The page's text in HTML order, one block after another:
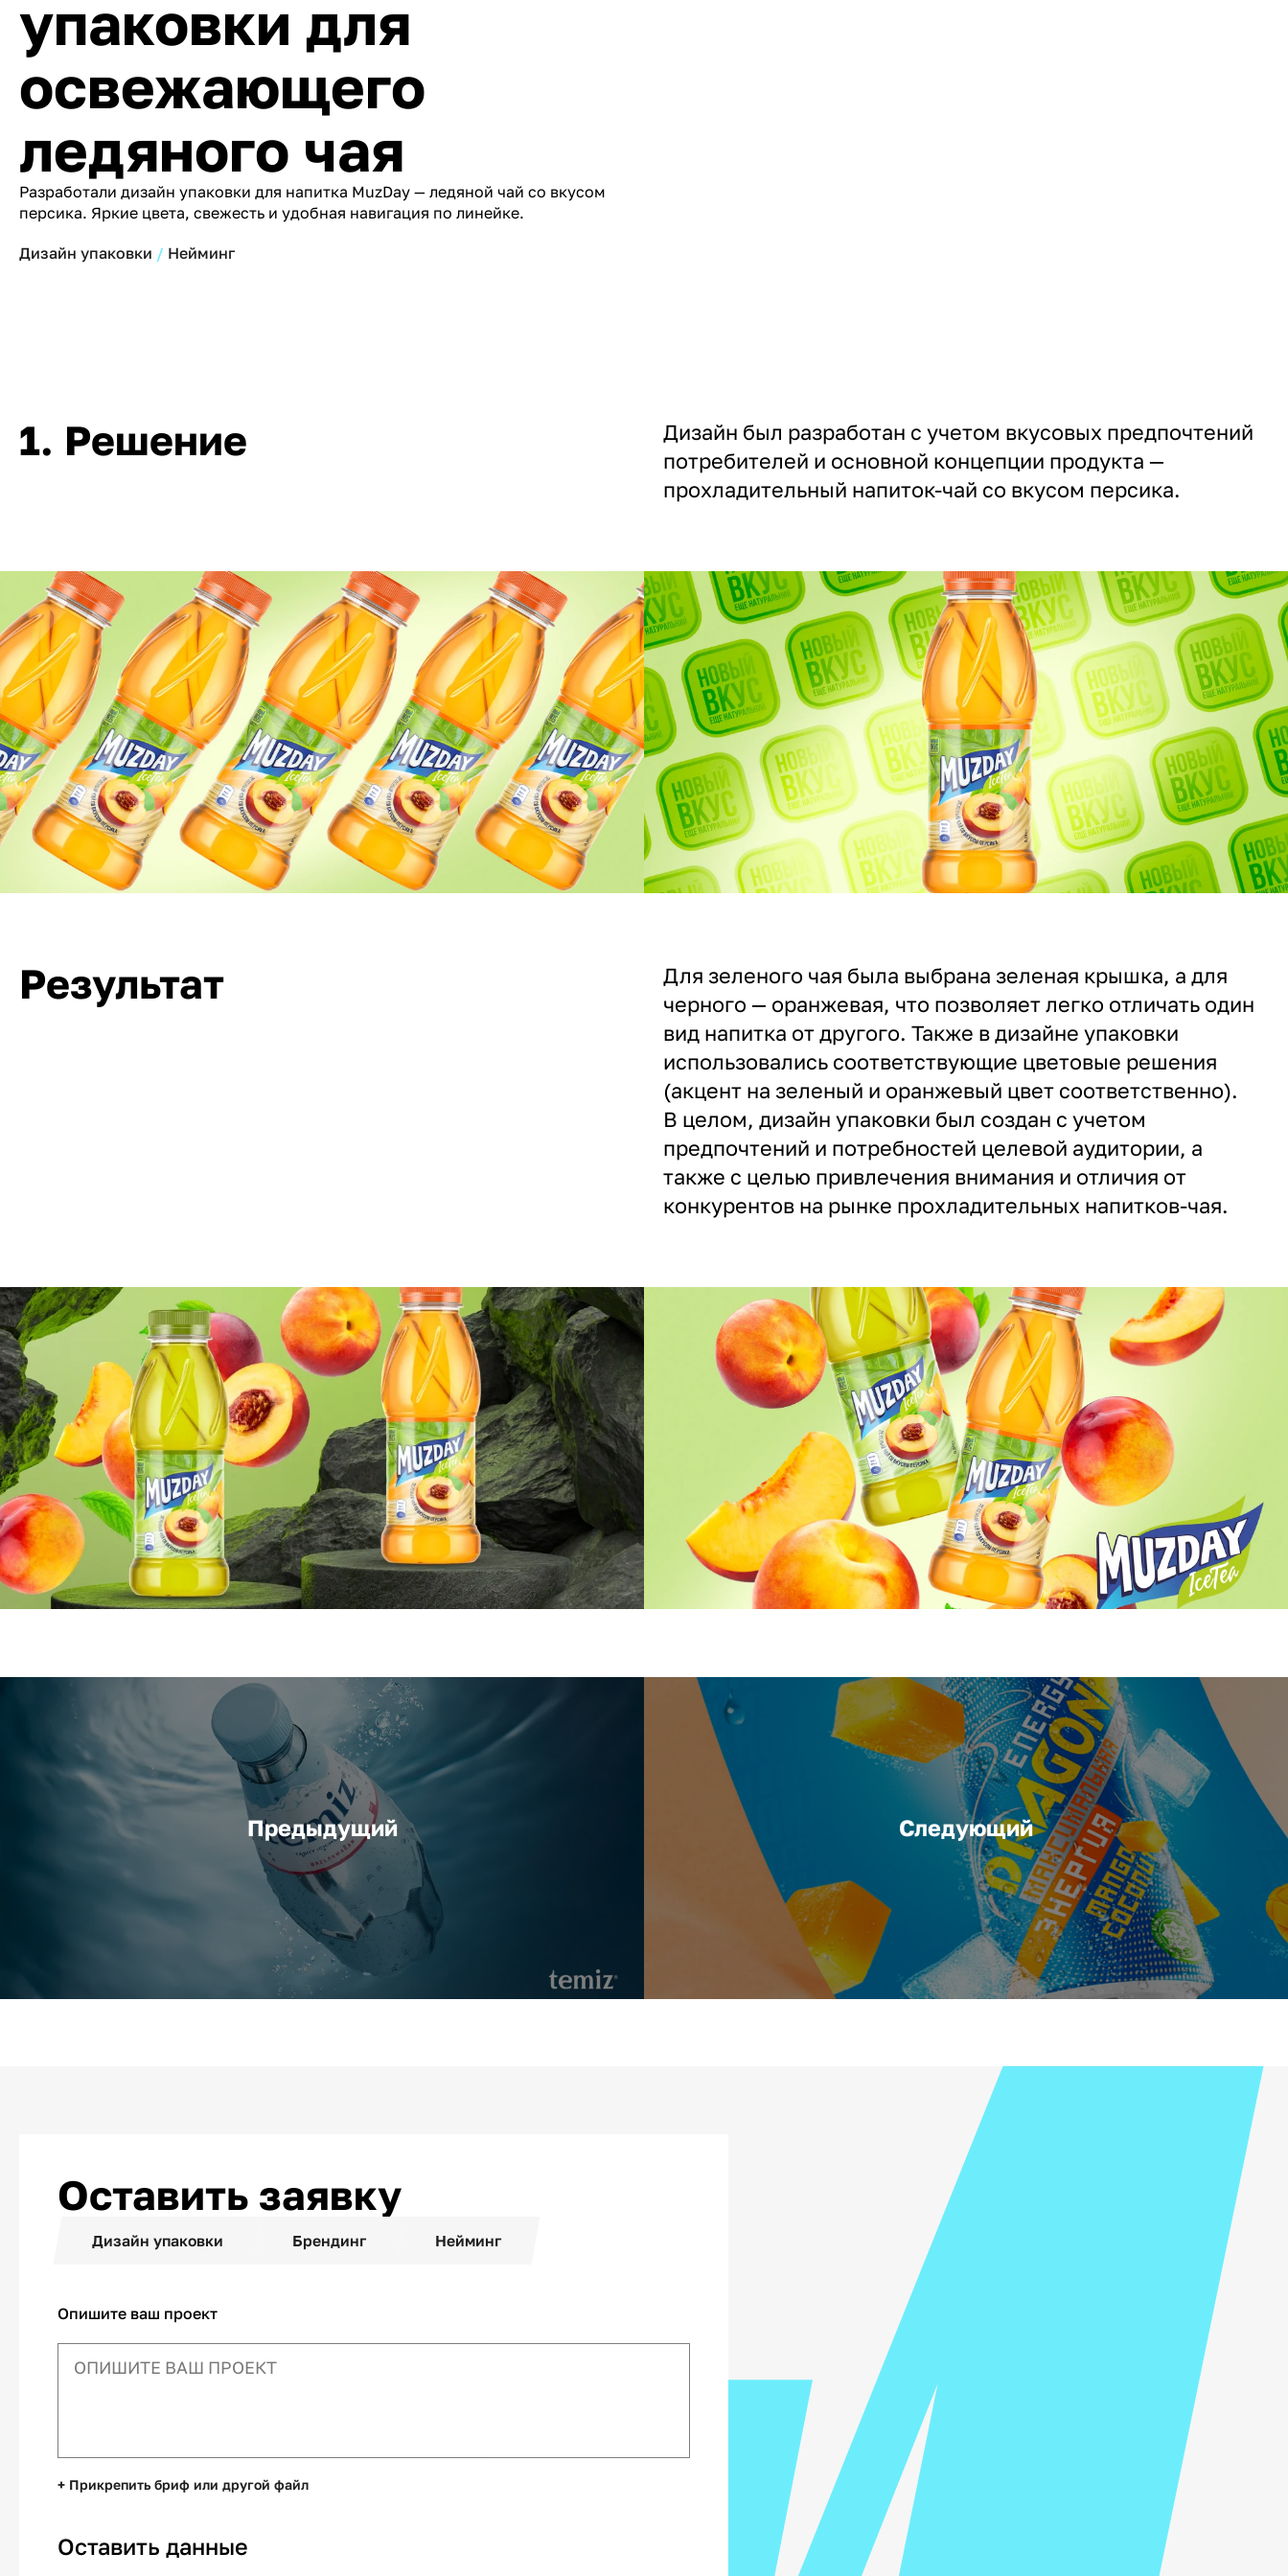
упаковки для
освежающего
ледяного чая
Разработали дизайн упаковки для напитка MuzDay — ледяной чай со вкусом
персика. Яркие цвета, свежесть и удобная навигация по линейке.
Дизайн упаковки Нейминг
1. Решение
Дизайн был разработан с учетом вкусовых предпочтений
потребителей и основной концепции продукта —
прохладительный напиток-чай со вкусом персика.
Результат
Для зеленого чая была выбрана зеленая крышка, а для
черного — оранжевая, что позволяет легко отличать один
вид напитка от другого. Также в дизайне упаковки
использовались соответствующие цветовые решения
(акцент на зеленый и оранжевый цвет соответственно).
В целом, дизайн упаковки был создан с учетом
предпочтений и потребностей целевой аудитории, а
также с целью привлечения внимания и отличия от
конкурентов на рынке прохладительных напитков-чая.
Предыдущий Следующий
Оставить заявку
Дизайн упаковки Брендинг Нейминг
Опишите ваш проект
+ Прикрепить бриф или другой файл
Оставить данные